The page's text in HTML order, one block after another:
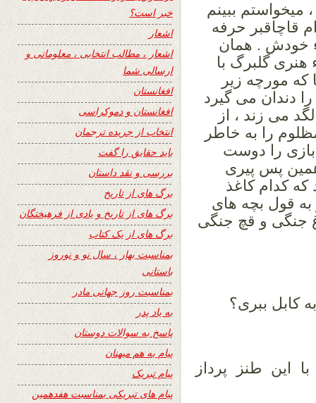
ببینم
قاچاقبر حرفه
خودش . همان
هنری گلبرگ با
مورچه زیر
دندان می گیرد
می زند ، از
را به خاطر
را دوست
پس پیری
کدام کاغذ
قول بچه های
جنگی و قچ جنگی
کابل ببری؟
این طنز پرداز
خبر است؟
اشعار
اشعار ، مطالب انتخابی ، معلوماتی و
ارسالی شما
افغانستان
افغانستان و دموکراسی
انتخاب از جریده ترجمان
باید حقایق را گفت
بررسی و نقد داستان
برگ های از تاریخ
برگ های از تاریخ و یادی از فرهیختگان
برگ های از یک کتاب
بمناسبت بهار ، سال نو و نوروز
باستانی
بمناسبت روز جهانی مادر
به یاد پدر
پاسخ به سوالات دوستان
پیام به هم میهنان
پیام تبریک
پیام های تبریکی بمناسبت هفدهمین